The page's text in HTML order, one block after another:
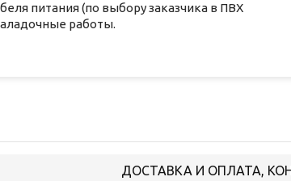
питания (по выбору заказчика в ПВХ
работы.
ДОСТАВКА И ОПЛАТА,